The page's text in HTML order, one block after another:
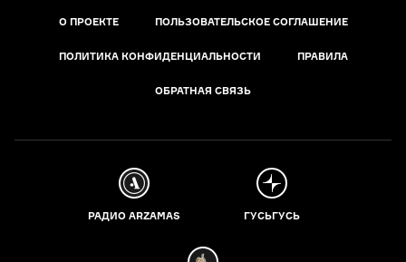
О ПРОЕКТЕ ПОЛЬЗОВАТЕЛЬСКОЕ СОГЛАШЕНИЕ
ПОЛИТИКА КОНФИДЕНЦИАЛЬНОСТИ ПРАВИЛА
ОБРАТНАЯ СВЯЗЬ
РАДИО ARZAMAS ГУСЬГУСЬ